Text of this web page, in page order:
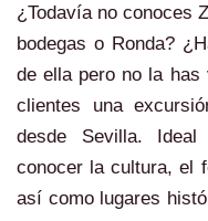
¿Todavía no conoces
bodegas o Ronda?
de ella pero no la has
clientes una
desde Sevilla.
conocer la cultura, el
así como lugares